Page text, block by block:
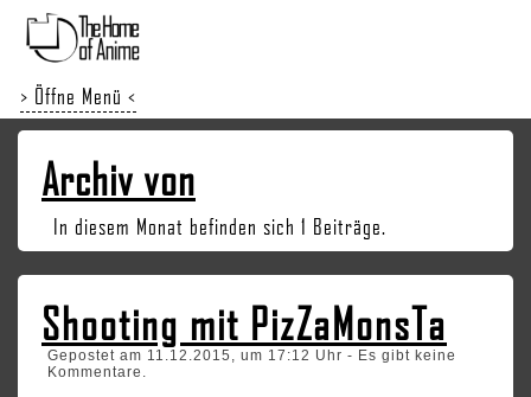
> Öffne Menü <
Archiv von
In diesem Monat befinden sich 1 Beiträge.
Shooting mit PizZaMonsTa
Gepostet am 11.12.2015, um 17:12 Uhr - Es gibt keine
Kommentare.